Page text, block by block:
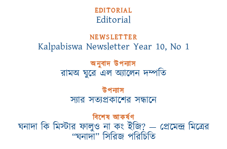
EDITORIAL
Editorial
NEWSLETTER
Kalpabiswa Newsletter Year 10, No 1
অনুবাদ উপন্যাস
রামঅ ঘুরে এল অ্যালেন দম্পতি
উপন্যাস
স্যার সত্যপ্রকাশের সন্ধানে
বিশেষ আকর্ষণ
ঘনাদা কি মিস্টার ফালুও না কং ইজি? — প্রেমেন্দ্র মিত্রের
“ঘনাদা” সিরিজ পরিচিতি